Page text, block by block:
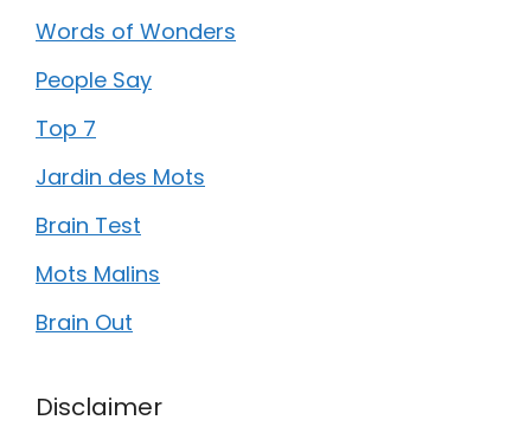
Words of Wonders
People Say
Top 7
Jardin des Mots
Brain Test
Mots Malins
Brain Out
Disclaimer